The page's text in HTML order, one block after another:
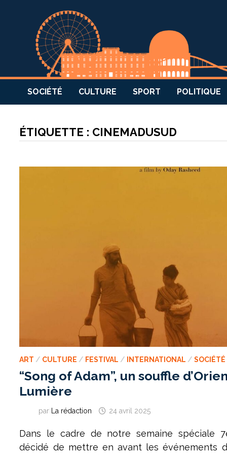
SOCIÉTÉ CULTURE SPORT POLITIQUE
ÉTIQUETTE : CINEMADUSUD
ART / CULTURE / FESTIVAL / INTERNATIONAL /SOCIÉTÉ
“Song of Adam”, un souffle
Lumière
par La rédaction 24 avril 2025
Dans le cadre de notre semaine spéciale
décidé de mettre en avant les événements